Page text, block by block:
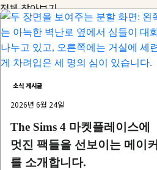
전체 찾아보기
소식 게시글
2026년 6월 24일
The Sims 4 마켓플레이스에
멋진 팩들을 선보이는 메이커
를 소개합니다.